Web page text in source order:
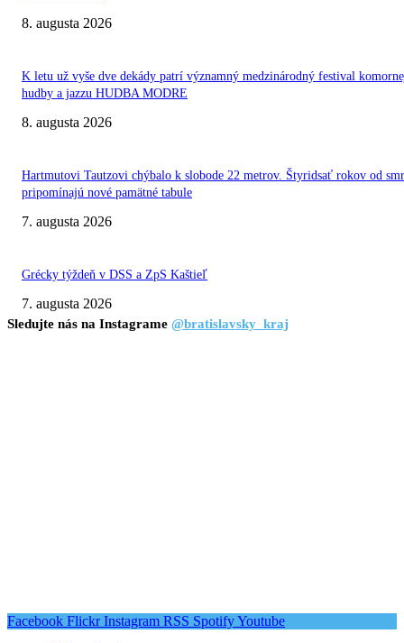
8. augusta 2026
K letu už vyše dve dekády patrí významný medzinárodný festival
hudby a jazzu HUDBA MODRE
8. augusta 2026
Hartmutovi Tautzovi chýbalo k slobode 22 metrov. Štyridsať rokov od
pripomínajú nové pamätné tabule
7. augusta 2026
Grécky týždeň v DSS a ZpS Kaštieľ
7. augusta 2026
Sledujte nás na Instagrame @bratislavsky_kraj
Facebook Flickr Instagram RSS SpotifyYoutube